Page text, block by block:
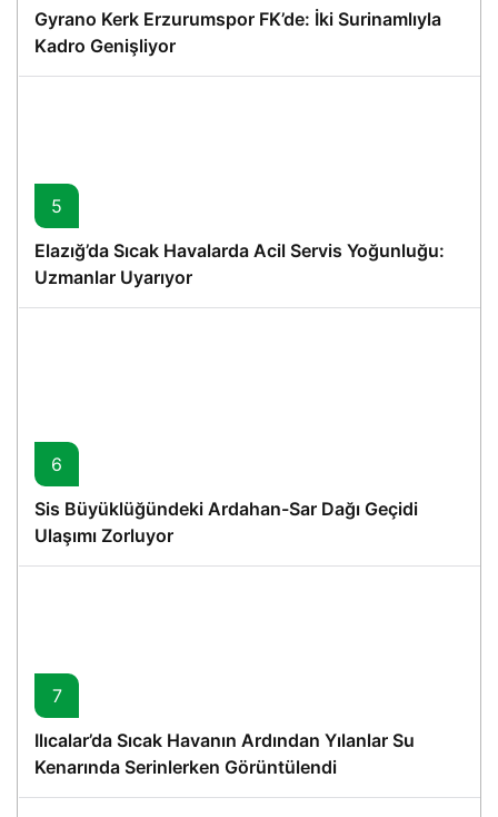
Gyrano Kerk Erzurumspor FK’de: İki Surinamlıyla
Kadro Genişliyor
5
Elazığ’da Sıcak Havalarda Acil Servis Yoğunluğu:
Uzmanlar Uyarıyor
6
Sis Büyüklüğündeki Ardahan-Sar Dağı Geçidi
Ulaşımı Zorluyor
7
Ilıcalar’da Sıcak Havanın Ardından Yılanlar Su
Kenarında Serinlerken Görüntülendi